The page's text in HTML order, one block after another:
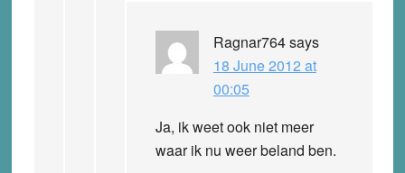
Ragnar764says
18 June 2012 at
00:05
Ja, ik weet ook niet meer
waar ik nu weer beland ben.